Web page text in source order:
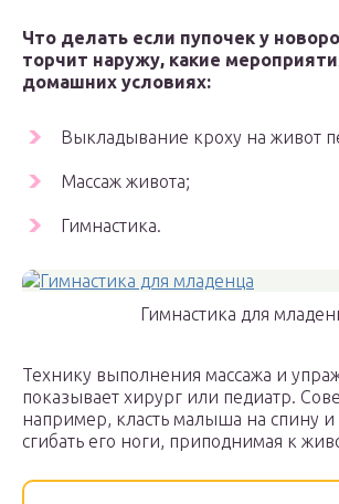
Что делать если пупочек у
торчит наружу, какие
домашних условиях:
Выкладывание кроху на живот
Массаж живота;
Гимнастика.
Гимнастика для
Технику выполнения массажа и
показывает хирург или педиатр.
например, класть малыша на спину и
сгибать его ноги, приподнимая к